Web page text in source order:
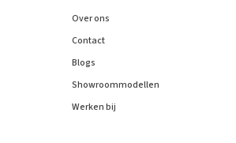
Over ons
Contact
Blogs
Showroommodellen
Werken bij